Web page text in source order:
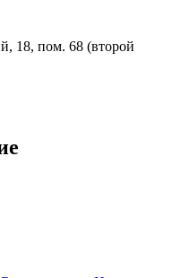
18, пом. 68 (второй